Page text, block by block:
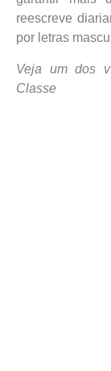
reescreve
por letras
Veja um dos
Classe